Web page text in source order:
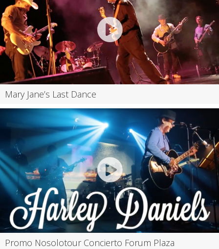
Mary Jane’s Last Dance
Promo Nosolotour Concierto Forum Plaza